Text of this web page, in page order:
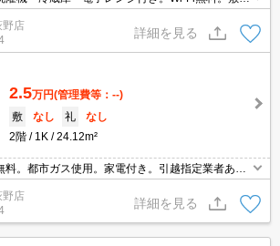
用3万円以下。2年契約。更新後、家賃2.85万
野店
詳細を見る
2.5万円(管理費等：--)
敷
なし 礼
なし
2階
1K 24.12m²
料。都市ガス使用。家電付き。引越指定業者あ
件!。2年契約。更新後、家賃2.85万円。
野店
詳細を見る